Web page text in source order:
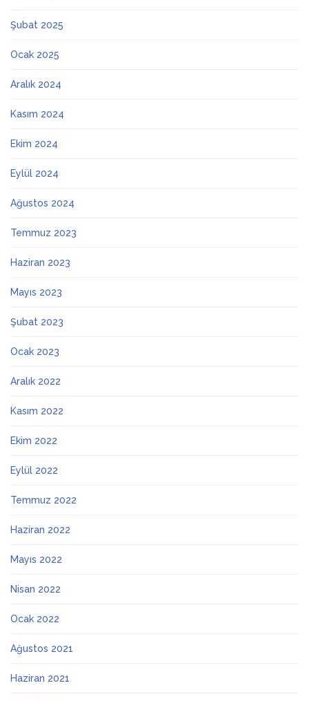
Şubat 2025
Ocak 2025
Aralık 2024
Kasım 2024
Ekim 2024
Eylül 2024
Ağustos 2024
Temmuz 2023
Haziran 2023
Mayıs 2023
Şubat 2023
Ocak 2023
Aralık 2022
Kasım 2022
Ekim 2022
Eylül 2022
Temmuz 2022
Haziran 2022
Mayıs 2022
Nisan 2022
Ocak 2022
Ağustos 2021
Haziran 2021